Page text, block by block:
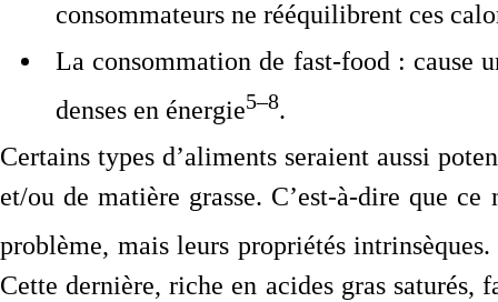
consommateurs ne rééquilibrent ces
La consommation de fast-food : cause
denses en énergie5–8.
Certains types d’aliments seraient aussi
et/ou de matière grasse. C’est-à-dire que
problème, mais leurs propriétés
Cette dernière, riche en acides gras saturés,